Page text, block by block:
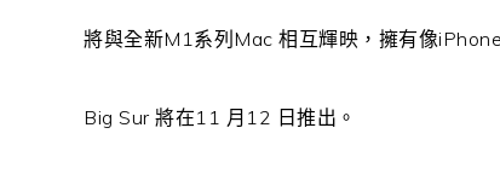
將與全新M1系列Mac 相互輝映，擁有像
Big Sur 將在11 月12 日推出。